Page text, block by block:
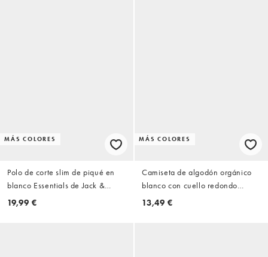
MÁS COLORES
Polo de corte slim de piqué en
blanco Essentials de Jack &
Jones
19,99 €
MÁS COLORES
Camiseta de algodón orgánico
blanco con cuello redondo
Essentials de Jack & Jones
13,49 €